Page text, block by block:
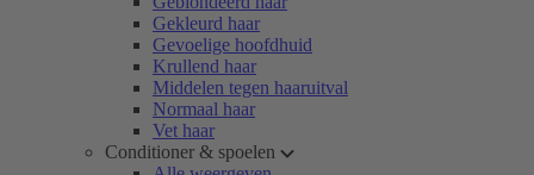
Gekleurd haar
Gevoelige hoofdhuid
Krullend haar
Middelen tegen haaruitval
Normaal haar
Vet haar
Conditioner & spoelen